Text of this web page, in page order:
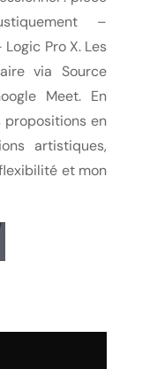
–
Pro X. Les
via Source
Meet. En
en
artistiques,
et mon